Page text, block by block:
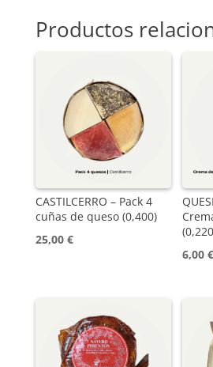
Productos
CASTILCERRO – Pack 4
cuñas de queso (0,400)
25,00 €
6,00€